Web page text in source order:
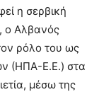
η σερβική
ο Αλβανός
ρόλο του ως
(ΗΠΑ-Ε.Ε.) στα
μέσω της